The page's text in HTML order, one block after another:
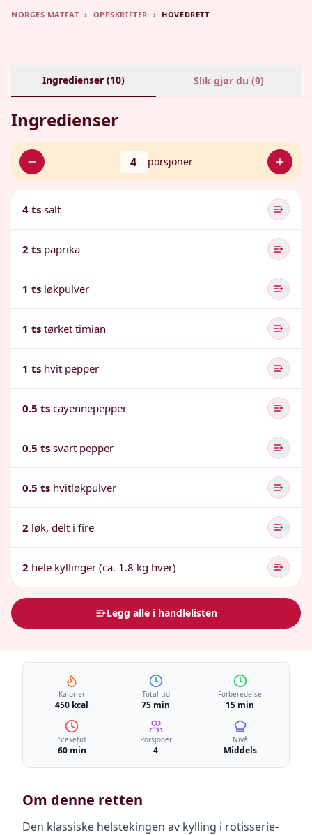
NORGES MATFAT › OPPSKRIFTER › HOVEDRETT
Ingredienser (10) Slik gjør du (9)
Ingredienser
4 porsjoner
4 ts salt
2 ts paprika
1 ts løkpulver
1 ts tørket timian
1 ts hvit pepper
0.5 ts cayennepepper
0.5 ts svart pepper
0.5 ts hvitløkpulver
2 løk, delt i fire
2 hele kyllinger (ca. 1.8 kg hver)
Legg alle i handlelisten
Kalorier
450 kcal
Total tid
75 min
Forberedelse
15 min
Steketid
60 min
Porsjoner
4
Nivå
Middels
Om denne retten
Den klassiske helstekingen av kylling i rotisserie-